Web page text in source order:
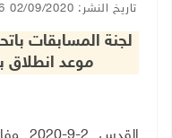
تاريخ النشر: 02/09/2020 04:46 م
لجنة المسابقات
موعد انطلاق